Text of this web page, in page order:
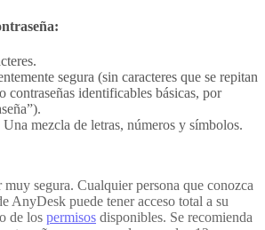
segura (sin caracteres que se repitan
contraseñas identificables básicas, por
Una mezcla de letras, números y símbolos.
muy segura. Cualquier persona que conozca
AnyDesk puede tener acceso total a su
de los permisos disponibles. Se recomienda